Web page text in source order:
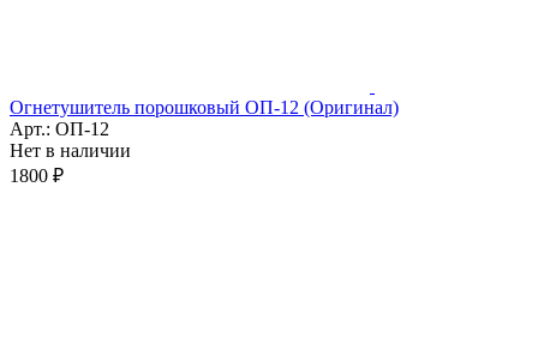
Огнетушитель порошковый ОП-12 (Оригинал)
Арт.: ОП-12
Нет в наличии
1800 ₽